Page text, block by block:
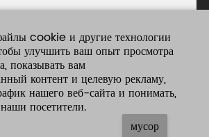
cookie и другие технологии
улучшить ваш опыт просмотра
показывать вам
контент и целевую рекламу,
нашего веб-сайта и понимать,
посетители.
мусор